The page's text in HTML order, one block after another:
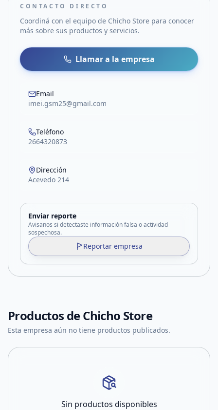
CONTACTO DIRECTO
Coordiná con el equipo de Chicho Store para conocer
más sobre sus productos y servicios.
Llamar a la empresa
Email
imei.gsm25@gmail.com
Teléfono
2664320873
Dirección
Acevedo 214
Enviar reporte
Avisanos si detectaste información falsa o actividad
sospechosa.
Reportar empresa
Productos deChicho Store
Esta empresa aún no tiene productos publicados.
Sin productos disponibles